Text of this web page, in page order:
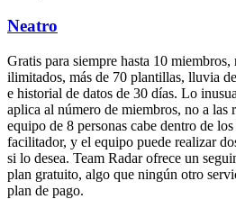
Neatro
Gratis para siempre hasta 10 miembros,
ilimitados, más de 70 plantillas, lluvia
e historial de datos de 30 días. Lo
aplica al número de miembros, no a las
equipo de 8 personas cabe dentro de
facilitador, y el equipo puede realizar
si lo desea. Team Radar ofrece un
plan gratuito, algo que ningún otro
plan de pago.